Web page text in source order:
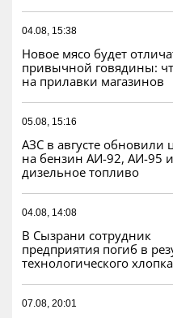
04.08, 15:38
Новое мясо будет
привычной говядины:
на прилавки магазинов
05.08, 15:16
АЗС в августе обновили
на бензин АИ-92, АИ-95 и
дизельное топливо
04.08, 14:08
В Сызрани сотрудник
предприятия погиб в
технологического хлопка
07.08, 20:01